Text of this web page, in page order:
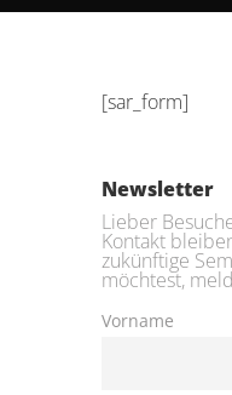
[sar_form]
Newsletter
Lieber
Kontakt
zukünftige
möchtest,
Vorname